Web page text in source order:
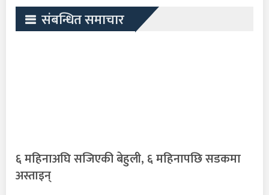
संबन्धित समाचार
६ महिनाअघि सजिएकी बेहुली, ६ महिनापछि सडकमा
अस्ताइन्